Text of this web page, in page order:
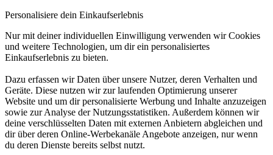
Personalisiere dein Einkaufserlebnis
Nur mit deiner individuellen Einwilligung verwenden wir Cookies
und weitere Technologien, um dir ein personalisiertes
Einkaufserlebnis zu bieten.
Dazu erfassen wir Daten über unsere Nutzer, deren Verhalten und
Geräte. Diese nutzen wir zur laufenden Optimierung unserer
Website und um dir personalisierte Werbung und Inhalte anzuzeigen
sowie zur Analyse der Nutzungsstatistiken. Außerdem können wir
deine verschlüsselten Daten mit externen Anbietern abgleichen und
dir über deren Online-Werbekanäle Angebote anzeigen, nur wenn
du deren Dienste bereits selbst nutzt.